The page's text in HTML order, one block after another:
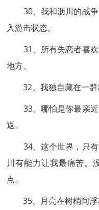
30、我和沥川的战争
入游击状态。
31、所有失恋者喜欢
地方。
32、我独自藏在一群
33、哪怕是你最亲近
返。
34、这个世界，只有
川有能力让我最痛苦。
点。
35、月亮在树梢间浮